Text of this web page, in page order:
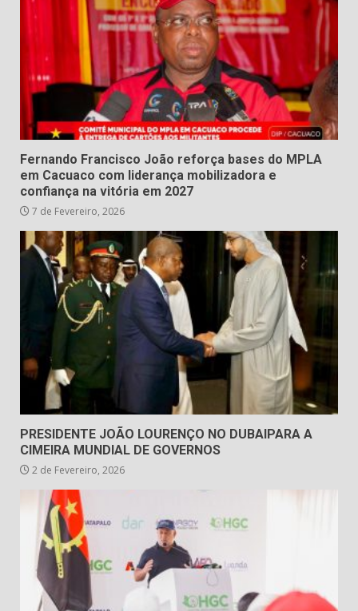
Fernando Francisco João reforça bases do MPLA
em Cacuaco com liderança mobilizadora e
confiança na vitória em 2027
7 de Fevereiro, 2026
PRESIDENTE JOÃO LOURENÇO NO DUBAIPARA A
CIMEIRA MUNDIAL DE GOVERNOS
2 de Fevereiro, 2026